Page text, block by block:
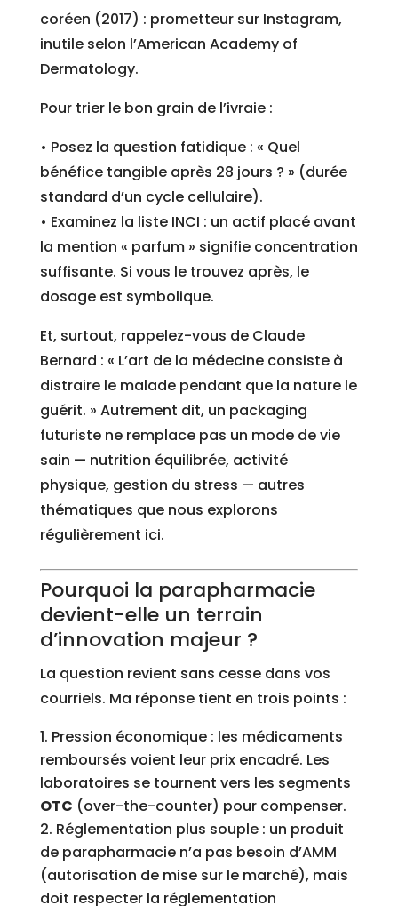
coréen (2017) : prometteur sur Instagram,
inutile selon l’American Academy of
Dermatology.
Pour trier le bon grain de l’ivraie :
• Posez la question fatidique : « Quel
bénéfice tangible après 28 jours ? » (durée
standard d’un cycle cellulaire).
• Examinez la liste INCI : un actif placé avant
la mention « parfum » signifie concentration
suffisante. Si vous le trouvez après, le
dosage est symbolique.
Et, surtout, rappelez-vous de Claude
Bernard : « L’art de la médecine consiste à
distraire le malade pendant que la nature le
guérit. » Autrement dit, un packaging
futuriste ne remplace pas un mode de vie
sain — nutrition équilibrée, activité
physique, gestion du stress — autres
thématiques que nous explorons
régulièrement ici.
Pourquoi la parapharmacie
devient-elle un terrain
d’innovation majeur ?
La question revient sans cesse dans vos
courriels. Ma réponse tient en trois points :
Pression économique : les médicaments
remboursés voient leur prix encadré. Les
laboratoires se tournent vers les segments
OTC (over-the-counter) pour compenser.
Réglementation plus souple : un produit
de parapharmacie n’a pas besoin d’AMM
(autorisation de mise sur le marché), mais
doit respecter la réglementation